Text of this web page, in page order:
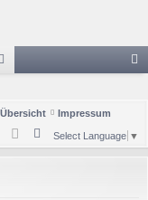
el
Impressum
Select Language ▼